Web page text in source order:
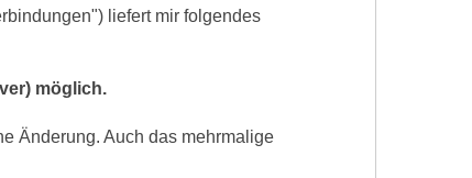
liefert mir folgendes
möglich.
Änderung. Auch das mehrmalige